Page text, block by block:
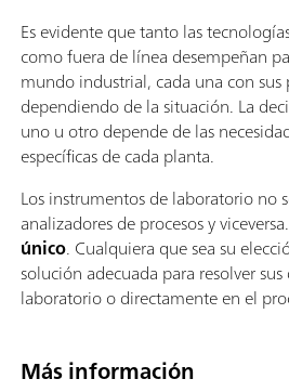
Es evidente que tanto las
como fuera de línea desempeñan
mundo industrial, cada una con sus
dependiendo de la situación. La
uno u otro depende de las
específicas de cada planta.
Los instrumentos de laboratorio no
analizadores de procesos y viceversa.
único. Cualquiera que sea su
solución adecuada para resolver sus
laboratorio o directamente en el
Más información